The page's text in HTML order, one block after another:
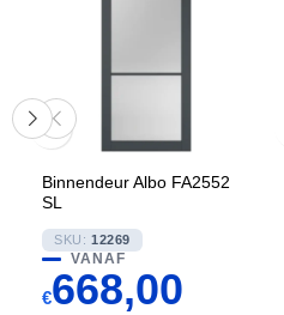
Binnendeur Albo FA2552
SL
SKU: 12269
VANAF
€668,00